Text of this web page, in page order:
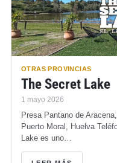
OTRAS PROVINCIAS
The Secret Lake
1 mayo 2026
Presa Pantano de
Puerto Moral, Huelva
Lake es uno…